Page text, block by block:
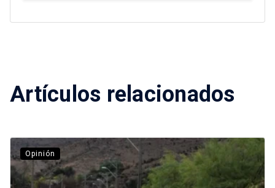
Artículos relacionados
Opinión